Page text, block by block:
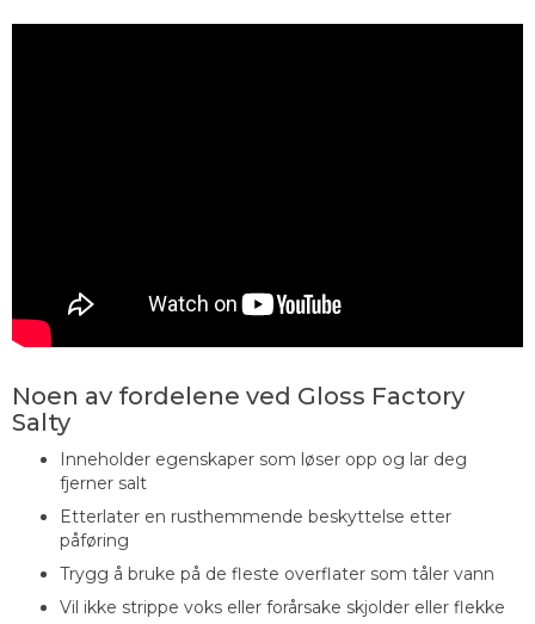
Noen av fordelene ved Gloss Factory
Salty
Inneholder egenskaper som løser opp og lar deg
fjerner salt
Etterlater en rusthemmende beskyttelse etter
påføring
Trygg å bruke på de fleste overflater som tåler vann
Vil ikke strippe voks eller forårsake skjolder eller flekke